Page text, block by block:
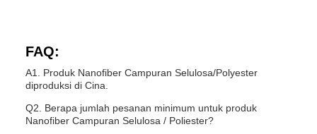
FAQ:
A1. Produk Nanofiber Campuran Selulosa/Polyester
diproduksi di Cina.
Q2. Berapa jumlah pesanan minimum untuk produk
Nanofiber Campuran Selulosa / Poliester?